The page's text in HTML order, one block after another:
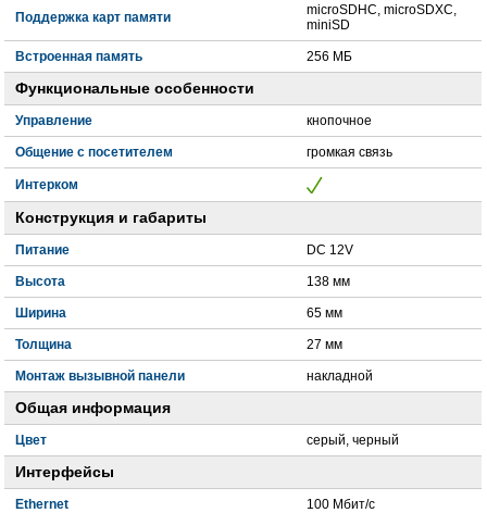
Поддержка карт памяти
microSDHC, microSDXC,
miniSD
Встроенная память 256 МБ
Функциональные особенности
Управление кнопочное
Общение с посетителем громкая связь
Интерком
Конструкция и габариты
Питание DC 12V
Высота 138 мм
Ширина 65 мм
Толщина 27 мм
Монтаж вызывной панели накладной
Общая информация
Цвет серый, черный
Интерфейсы
Ethernet 100 Мбит/с